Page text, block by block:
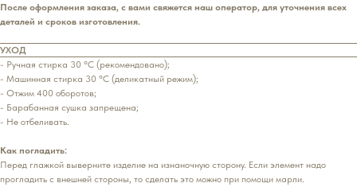
После оформления заказа, с вами свяжется наш оператор, для уточнения всех
деталей и сроков изготовления.
УХОД
- Ручная стирка 30 °С (рекомендовано);
- Машинная стирка 30 °С (деликатный режим);
- Отжим 400 оборотов;
- Барабанная сушка запрещена;
- Не отбеливать.
Как погладить:
Перед глажкой выверните изделие на изнаночную сторону. Если элемент надо
прогладить с внешней стороны, то сделать это можно при помощи марли.